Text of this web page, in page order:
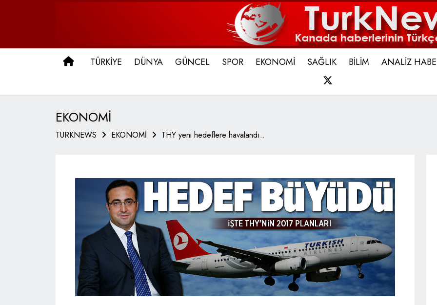
ANA SAYFA
TÜRKİYE DÜNYA GÜNCEL SPOR EKONOMİ SAĞLIK BİLİM ANALİZ
EKONOMİ
TURKNEWS EKONOMİ THY yeni hedeflere havalandı..